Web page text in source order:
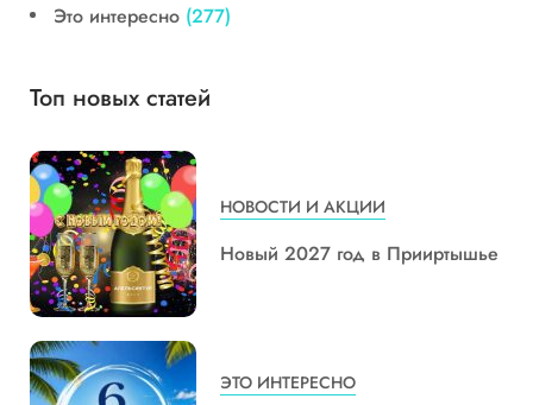
Это интересно (277)
Топ новых статей
НОВОСТИ И АКЦИИ
Новый 2027 год в Прииртышье
ЭТО ИНТЕРЕСНО